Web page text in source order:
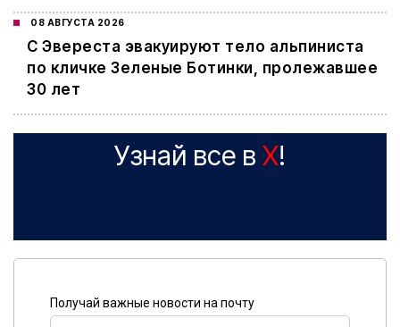
08 АВГУСТА 2026
С Эвереста эвакуируют тело альпиниста
по кличке Зеленые Ботинки, пролежавшее
30 лет
Узнай все в X!